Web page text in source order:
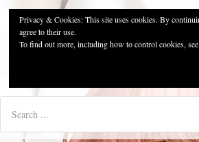
"I'm the best there is at what I do, but
Privacy & Cookies: This site uses cookies. By
agree to their use.
To find out more, including how to control cookies,